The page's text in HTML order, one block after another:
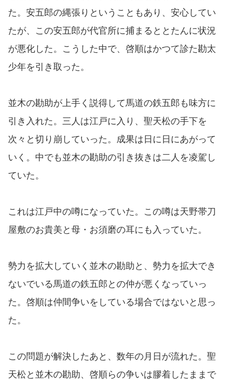
た。安五郎の縄張りということもあり、安心してい
たが、この安五郎が代官所に捕まるととたんに状況
が悪化した。こうした中で、啓順はかつて診た勘太
少年を引き取った。
並木の勘助が上手く説得して馬道の鉄五郎も味方に
引き入れた。三人は江戸に入り、聖天松の手下を
次々と切り崩していった。成果は日に日にあがって
いく。中でも並木の勘助の引き抜きは二人を凌駕し
ていた。
これは江戸中の噂になっていた。この噂は天野帯刀
屋敷のお貴美と母・お須磨の耳にも入っていた。
勢力を拡大していく並木の勘助と、勢力を拡大でき
ないでいる馬道の鉄五郎との仲が悪くなっていっ
た。啓順は仲間争いをしている場合ではないと思っ
た。
この問題が解決したあと、数年の月日が流れた。聖
天松と並木の勘助、啓順らの争いは膠着したままで